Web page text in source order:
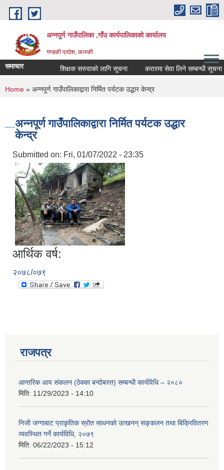
Skip to main content
अन्नपूर्ण गाउँपालिका ,गाँउ कार्यपालिकाको कार्यालय
गण्डकी प्रदेश, कास्की
समाचार शिक्षक सरुवाको लागि सूचना करारमा सेवा लिने सम्बन्धी सूचना ।
You are here
Home » अन्नपूर्ण गाउँपालिकाद्वारा निर्मित पर्यटक उद्धार केन्द्र
अन्नपूर्ण गाउँपालिकाद्वारा निर्मित पर्यटक उद्धार
केन्द्र
Submitted on: Fri, 01/07/2022 - 23:35
आर्थिक वर्ष:
२०७८/०७९
राजपत्र
आन्तरिक आय संकलन (ठेक्का बन्दोबस्त) सम्बन्धी कार्यविधि – २०८०
मिति: 11/29/2023 - 14:10
निजी जग्गाबाट प्राकृतिक स्रोत साधनको उत्खनन् सङ्कलन तथा बिक्रिवितरण
व्यवस्थित गर्ने कार्यविधि, २०७९
मिति: 06/22/2023 - 15:12